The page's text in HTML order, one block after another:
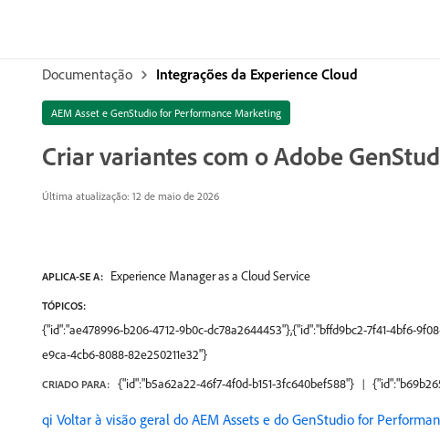
Documentação Integrações da Experience Cloud
AEM Asset e GenStudio for Performance Marketing
Criar variantes com o Adobe
Última atualização: 12 de maio de 2026
APLICA-SE A: Experience Manager as a Cloud Service
TÓPICOS:
{"id":"ae478996-b206-4712-9b0c-dc78a2644453"},{"id":"bffd9bc2-7f41-4bf6-
e9ca-4cb6-8088-82e250211e32"}
CRIADO PARA: {"id":"b5a62a22-46f7-4f0d-b151-3fc640bef588"}
qi Voltar à visão geral do AEM Assets e do GenStudio for